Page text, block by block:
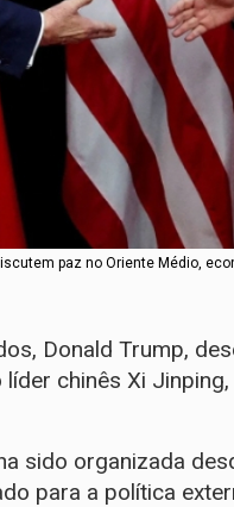
paz no Oriente Médio,
Donald Trump,
chinês Xi
sido organizada
para a política